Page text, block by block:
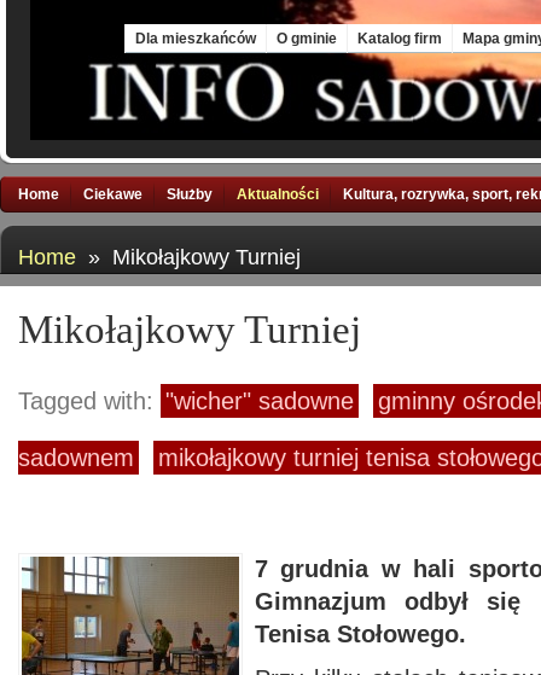
Dla mieszkańców O gminie Katalog firm Mapa
Home Ciekawe Służby Aktualności Kultura, rozrywka, sport,
Home » Mikołajkowy Turniej
Mikołajkowy Turniej
Tagged with: "wicher" sadowne gminny
sadownem mikołajkowy turniej tenisa
7 grudnia w hali
Gimnazjum odbył się
Tenisa Stołowego.